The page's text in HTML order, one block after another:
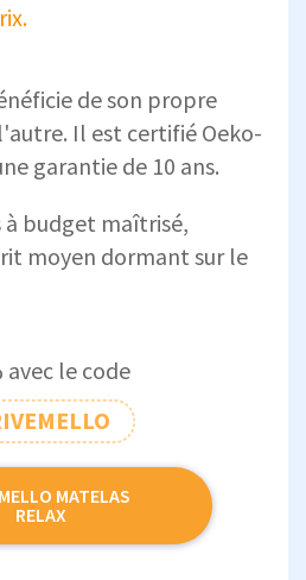
de son propre
Il est certifié Oeko-
garantie de 10 ans.
à budget maîtrisé,
moyen dormant sur le
avec le code
MATELAS
RELAX